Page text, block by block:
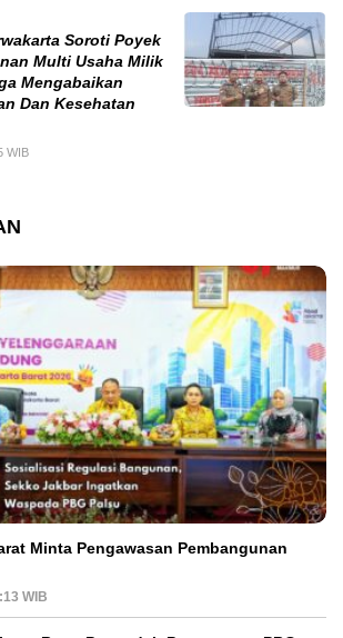
Soroti Poyek
Multi Usaha Milik
Mengabaikan
Dan Kesehatan
WIB
Minta Pengawasan Pembangunan
WIB